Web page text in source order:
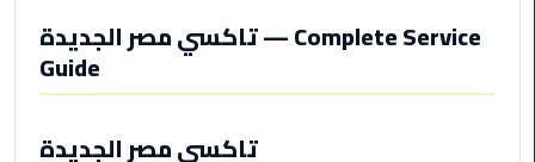
bus
airport
تاكسي مصر الجديدة — Complete Service
Guide
تاكسي مصر الجديدة